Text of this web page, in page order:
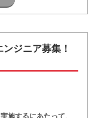
ジニア募集！